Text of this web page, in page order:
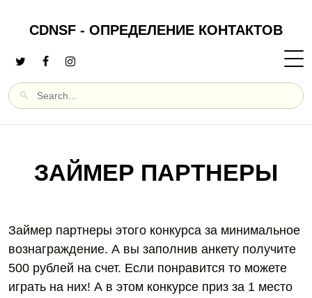
CDNSF - ОПРЕДЕЛЕНИЕ КОНТАКТОВ
ЗАЙМЕР ПАРТНЕРЫ
Займер партнеры этого конкурса за минимальное
вознаграждение. А вы заполнив анкету получите
500 рублей на счет. Если понравится то можете
играть на них! А в этом конкурсе приз за 1 место